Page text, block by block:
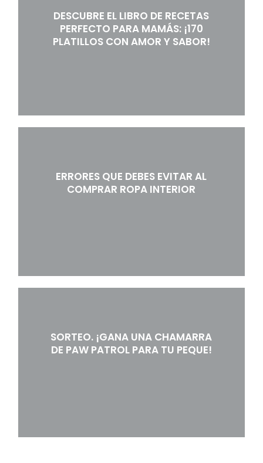
DESCUBRE EL LIBRO DE RECETAS
PERFECTO PARA MAMÁS: ¡170
PLATILLOS CON AMOR Y SABOR!
ERRORES QUE DEBES EVITAR AL
COMPRAR ROPA INTERIOR
SORTEO. ¡GANA UNA CHAMARRA
DE PAW PATROL PARA TU PEQUE!